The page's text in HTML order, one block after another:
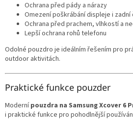
Ochrana před pády a nárazy
Omezení poškrábání displeje i zadní
Ochrana před prachem, vlhkostí a
Lepší ochrana rohů telefonu
Odolné pouzdro je ideálním řešením pro
outdoor aktivitách.
Praktické funkce pouzder
Modernípouzdra na Samsung Xcover 6
i praktické funkce pro pohodlnější